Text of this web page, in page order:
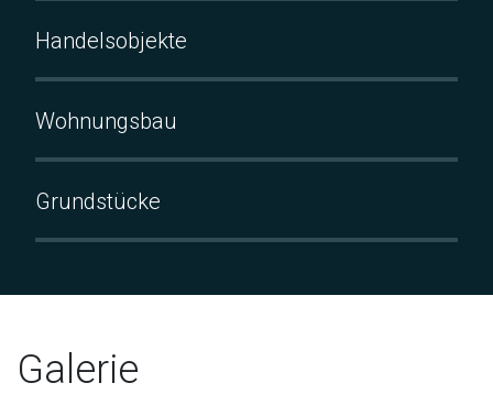
Handelsobjekte
Wohnungsbau
Grundstücke
Galerie